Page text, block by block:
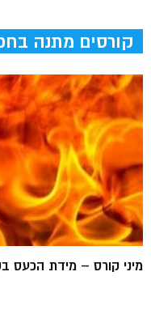
קורסים מתנה
מיני קורס – מידת הכעס